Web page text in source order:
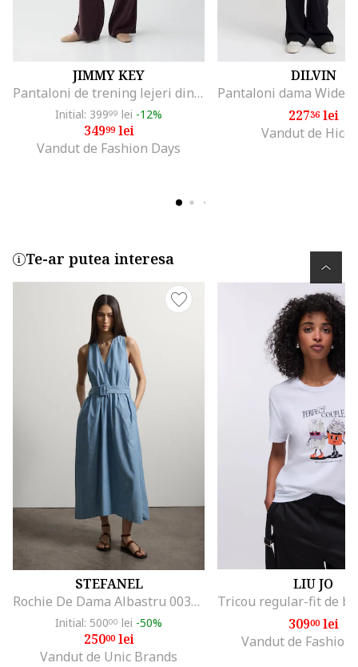
JIMMY KEY
Pantaloni de trening lejeri din tencel, Violet tyrian
Initial: 39999 lei -12%
34999lei
Vandut de Fashion Days
DILVIN
22736lei
Vandut de
Te-ar putea interesa
STEFANEL
Rochie De Dama Albastru 003570963
Initial: 50000 lei -50%
25000lei
Vandut de Unic Brands
LIU JO
30900lei
Vandut de Fashion